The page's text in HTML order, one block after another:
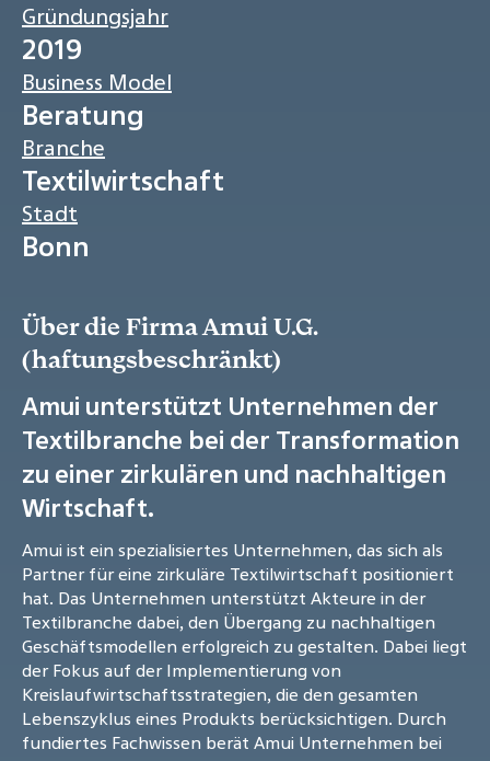
Gründungsjahr
2019
Business Model
Beratung
Branche
Textilwirtschaft
Stadt
Bonn
Über die Firma Amui U.G.
(haftungsbeschränkt)
Amui unterstützt Unternehmen der
Textilbranche bei der Transformation
zu einer zirkulären und nachhaltigen
Wirtschaft.
Amui ist ein spezialisiertes Unternehmen, das sich als
Partner für eine zirkuläre Textilwirtschaft positioniert
hat. Das Unternehmen unterstützt Akteure in der
Textilbranche dabei, den Übergang zu nachhaltigen
Geschäftsmodellen erfolgreich zu gestalten. Dabei liegt
der Fokus auf der Implementierung von
Kreislaufwirtschaftsstrategien, die den gesamten
Lebenszyklus eines Produkts berücksichtigen. Durch
fundiertes Fachwissen berät Amui Unternehmen bei